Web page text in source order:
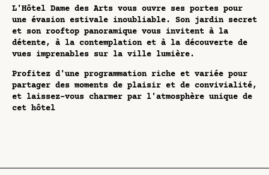
L'Hôtel Dame des Arts vous ouvre ses portes pour
une évasion estivale inoubliable. Son jardin secret
et son rooftop panoramique vous invitent à la
détente, à la contemplation et à la découverte de
vues imprenables sur la ville lumière.
Profitez d'une programmation riche et variée pour
partager des moments de plaisir et de convivialité,
et laissez-vous charmer par l'atmosphère unique de
cet hôtel